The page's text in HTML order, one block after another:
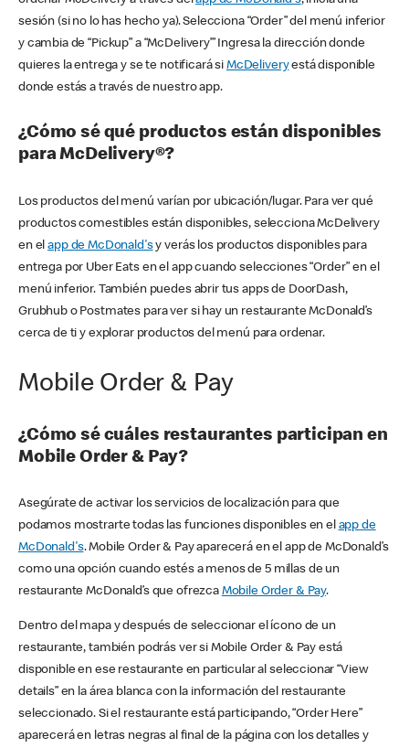
sesión (si no lo has hecho ya). Selecciona “Order” del menú inferior
y cambia de “Pickup” a “McDelivery’” Ingresa la dirección donde
quieres la entrega y se te notificará si McDeliveryestá disponible
donde estás a través de nuestro app.
¿Cómo sé qué productos están disponibles
para McDelivery®?
Los productos del menú varían por ubicación/lugar. Para ver qué
productos comestibles están disponibles, selecciona McDelivery
en elapp de McDonald'sy verás los productos disponibles para
entrega por Uber Eats en el app cuando selecciones “Order” en el
menú inferior. También puedes abrir tus apps de DoorDash,
Grubhub o Postmates para ver si hay un restaurante McDonald’s
cerca de ti y explorar productos del menú para ordenar.
Mobile Order & Pay
¿Cómo sé cuáles restaurantes participan en
Mobile Order & Pay?
Asegúrate de activar los servicios de localización para que
podamos mostrarte todas las funciones disponibles en el app de
McDonald's. Mobile Order & Pay aparecerá en el app de McDonald’s
como una opción cuando estés a menos de 5 millas de un
restaurante McDonald’s que ofrezca Mobile Order & Pay.
Dentro del mapa y después de seleccionar el ícono de un
restaurante, también podrás ver si Mobile Order & Pay está
disponible en ese restaurante en particular al seleccionar “View
details” en la área blanca con la información del restaurante
seleccionado. Si el restaurante está participando, “Order Here”
aparecerá en letras negras al final de la página con los detalles y